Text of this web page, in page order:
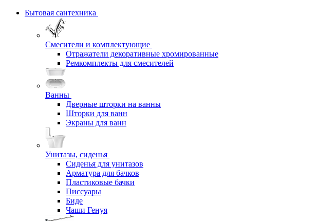
Бытовая сантехника
Смесители и комплектующие
Отражатели декоративные хромированные
Ремкомплекты для смесителей
Ванны
Дверные шторки на ванны
Шторки для ванн
Экраны для ванн
Унитазы, сиденья
Сиденья для унитазов
Арматура для бачков
Пластиковые бачки
Писсуары
Биде
Чаши Генуя